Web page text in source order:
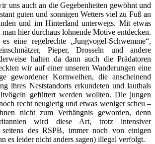
uns auch an die Gegebenheiten gewöhnt und
guten und sonnigen Wetters viel zu Fuß an
und im Hinterland unterwegs. Mit etwas
hier durchaus lohnende Motive entdecken.
eine regelrechte „Jungvogel-Schwemme“,
Pieper, Drosseln und andere
halten da dann auch die Prädatoren
wir auf einer unseren Wanderungen eine
gewordener Kornweihen, die anscheinend
ihres Neststandorts erkundeten und lauthals
gefüttert werden wollten. Die jungen
recht neugierig und etwas weniger scheu –
nicht zum Verhängnis geworden, denn
wird diese Art, trotz intensiver
seitens des RSPB, immer noch von einigen
es leider nicht anders sagen) illegal verfolgt.